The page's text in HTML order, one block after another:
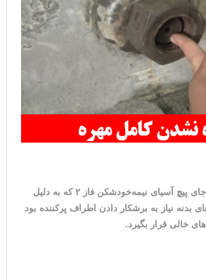
استفاده از پرکننده‌های جای پیچ آسیای نیمه‌خودشکن فاز ۲ که به دلیل
بدنه نیاز به برشکار دادن اطراف پرکننده بود
خالی قرار بگیرد.